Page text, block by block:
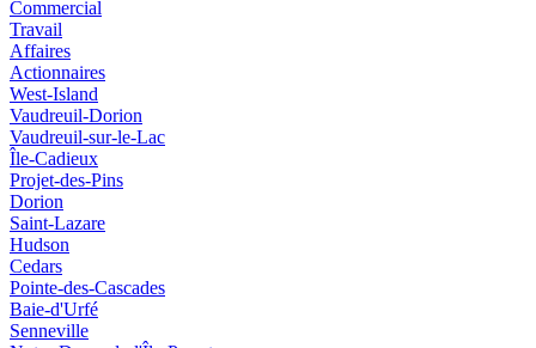
Commercial
Travail
Affaires
Actionnaires
West-Island
Vaudreuil-Dorion
Vaudreuil-sur-le-Lac
Île-Cadieux
Projet-des-Pins
Dorion
Saint-Lazare
Hudson
Cedars
Pointe-des-Cascades
Baie-d'Urfé
Senneville